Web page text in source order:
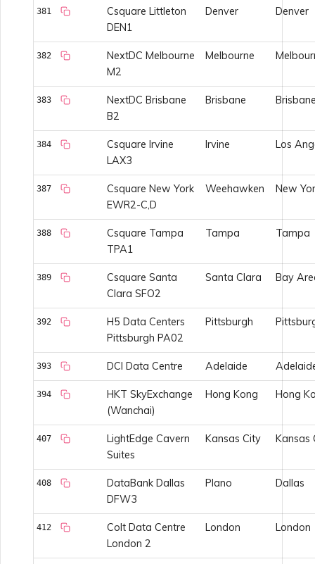
381
Csquare Littleton
DEN1
Denver Denver
382
NextDC Melbourne
M2
Melbourne
383
NextDC Brisbane
B2
Brisbane
384
Csquare Irvine
LAX3
Irvine Los
387
Csquare New York
EWR2-C,D
Weehawken New
388
Csquare Tampa
TPA1
Tampa Tampa
389
Csquare Santa
Clara SFO2
Santa Clara Bay
392
H5 Data Centers
Pittsburgh PA02
Pittsburgh
393 DCI Data Centre Adelaide
394
HKT SkyExchange
(Wanchai)
Hong Kong Hong
407
LightEdge Cavern
Suites
Kansas City Kansas
408
DataBank Dallas
DFW3
Plano Dallas
412
Colt Data Centre
London 2
London London